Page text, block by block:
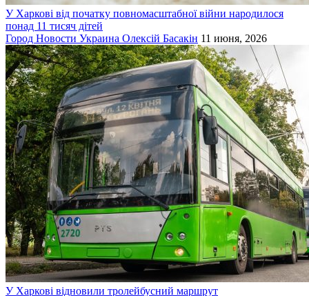
У Харкові від початку повномасштабної війни народилося
понад 11 тисяч дітей
Город Новости Украина Олексій Басакін 11 июня, 2026
У Харкові відновили тролейбусний маршрут